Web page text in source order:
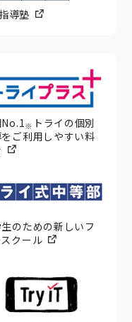
導塾
※ トライの個別
ご利用しやすい料
のための新しいフ
スクール